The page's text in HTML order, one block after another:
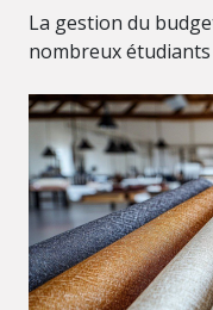
La gestion du
nombreux